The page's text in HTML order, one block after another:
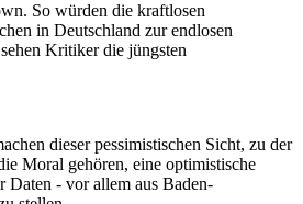
So würden die kraftlosen
in Deutschland zur endlosen
Kritiker die jüngsten
dieser pessimistischen Sicht, zu der
Moral gehören, eine optimistische
Daten - vor allem aus Baden-